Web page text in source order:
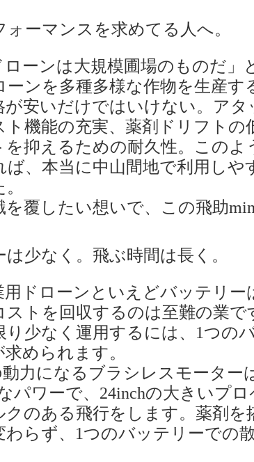
ォーマンスを求めてる人へ。
ローンは大規模圃場のものだ」
ーンを多種多様な作物を生産す
が安いだけではいけない。ア
ト機能の充実、薬剤ドリフトの
を抑えるための耐久性。このよ
ば、本当に中山間地で利用しや
を覆したい想いで、この飛助
少なく。飛ぶ時間は長く。
用ドローンといえどバッテリー
ストを回収するのは至難の業
り少なく運用するには、1つの
められます。
力になるブラシレスモーター
パワーで、24inchの大きいプ
クのある飛行をします。薬剤を
わらず、1つのバッテリーでの